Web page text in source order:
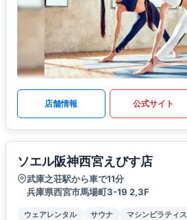
店舗情報 公式サイト
ソエル阪神西宮えびす店
武庫之荘駅から車で11分
兵庫県西宮市馬場町3-19 2,3F
ウェアレンタル サウナ マシンピラティス